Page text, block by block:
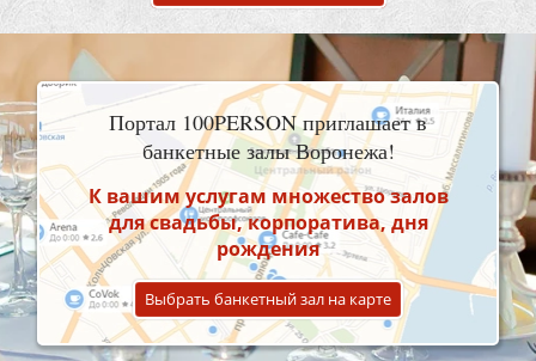
Портал 100PERSON приглашает в
банкетные залы Воронежа!
К вашим услугам множество залов
для свадьбы, корпоратива, дня
рождения
Выбрать банкетный зал на карте